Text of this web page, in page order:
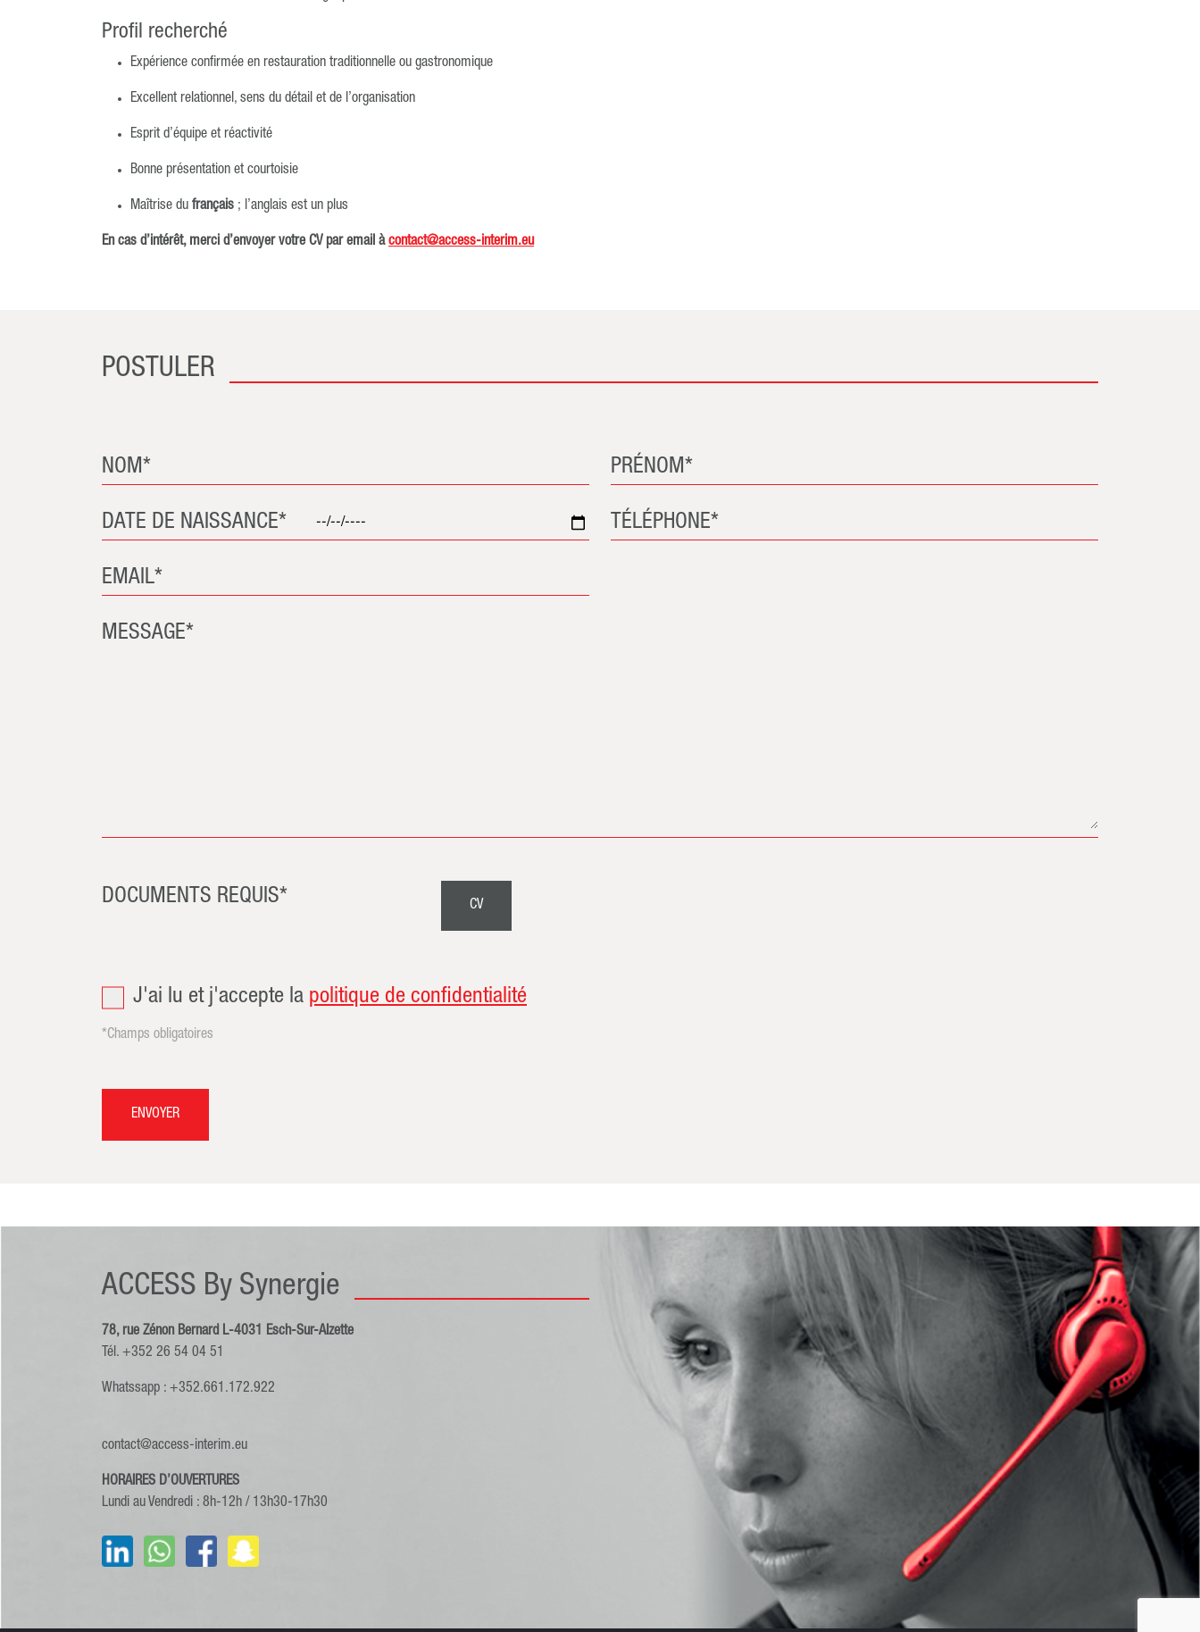
Profil recherché
Expérience confirmée en restauration traditionnelle ou gastronomique
Excellent relationnel, sens du détail et de l’organisation
Esprit d’équipe et réactivité
Bonne présentation et courtoisie
Maîtrise du français ; l’anglais est un plus
En cas d’intérêt, merci d’envoyer votre CV par email àcontact@access-interim.eu
POSTULER
NOM* PRÉNOM*
DATE DE NAISSANCE* TÉLÉPHONE*
EMAIL*
MESSAGE*
DOCUMENTS REQUIS* CV
J'ai lu et j'accepte la politique de confidentialité
*Champs obligatoires
ENVOYER
ACCESS By Synergie
78, rue Zénon Bernard L-4031 Esch-Sur-Alzette
Tél. +352 26 54 04 51
Whatssapp : +352.661.172.922
contact@access-interim.eu
HORAIRES D’OUVERTURES
Lundi au Vendredi : 8h-12h / 13h30-17h30